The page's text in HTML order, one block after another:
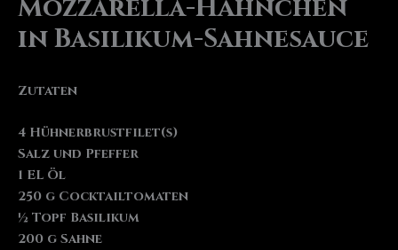
Mozzarella-Hähnchen
in Basilikum-Sahnesauce
Zutaten
4 Hühnerbrustfilet(s)
Salz und Pfeffer
1 EL Öl
250 g Cocktailtomaten
½ Topf Basilikum
200 g Sahne